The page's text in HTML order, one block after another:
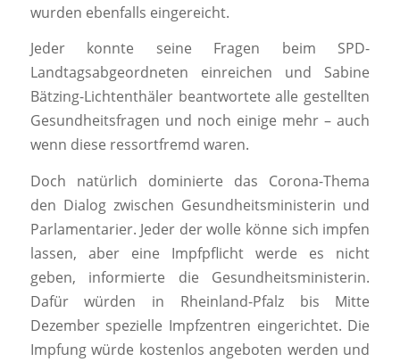
wurden ebenfalls eingereicht.
Jeder konnte seine Fragen beim SPD-
Landtagsabgeordneten einreichen und Sabine
Bätzing-Lichtenthäler beantwortete alle gestellten
Gesundheitsfragen und noch einige mehr – auch
wenn diese ressortfremd waren.
Doch natürlich dominierte das Corona-Thema
den Dialog zwischen Gesundheitsministerin und
Parlamentarier. Jeder der wolle könne sich impfen
lassen, aber eine Impfpflicht werde es nicht
geben, informierte die Gesundheitsministerin.
Dafür würden in Rheinland-Pfalz bis Mitte
Dezember spezielle Impfzentren eingerichtet. Die
Impfung würde kostenlos angeboten werden und